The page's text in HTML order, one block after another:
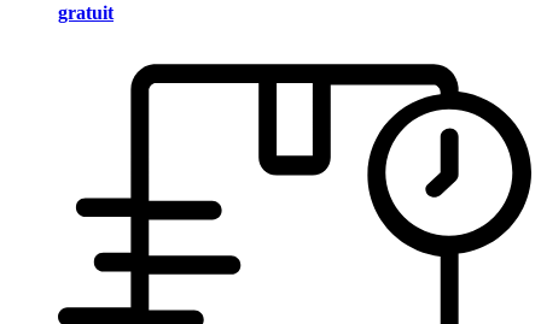
gratuit